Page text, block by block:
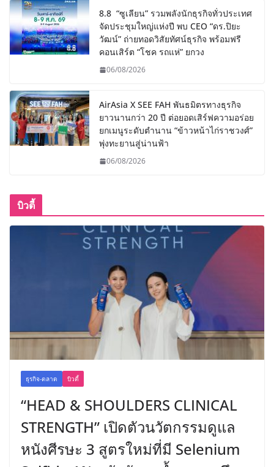
8.8 “ซูเลียน” รวมพลังนักธุรกิจทั่วประเทศ
จัดประชุมใหญ่แห่งปี พบ CEO “ดร.ปิยะ
วัฒน์” ถ่ายทอดวิสัยทัศน์ธุรกิจ พร้อมฟรี
คอนเสิร์ต “โชค รถแห่” ยกวง
06/08/2026
AirAsia X SEE FAH พันธมิตรทางธุรกิจ
ยาวนานกว่า 20 ปี ต่อยอดเสิร์ฟความอร่อย
ยกเมนูระดับตำนาน “ข้าวหน้าไก่ราชวงศ์”
พุ่งทะยานสู่น่านฟ้า
06/08/2026
บิวตี้
ธุรกิจ-ตลาด บิวตี้
“HEAD & SHOULDERS CLINICAL
STRENGTH” เปิดตัวนวัตกรรมดูแล
หนังศีรษะ 3 สูตรใหม่ที่มี Selenium